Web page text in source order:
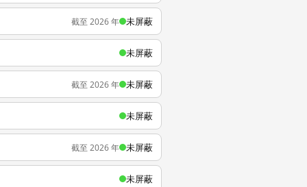
截至 2026 年 未屏蔽
未屏蔽
截至 2026 年 未屏蔽
未屏蔽
截至 2026 年 未屏蔽
未屏蔽